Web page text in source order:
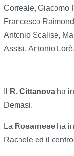
Correale, Giacomo
Francesco
Antonio Scalise,
Assisi, Antonio
R. Cittanova ha
Demasi.
La Rosarnese ha
Rachele ed il